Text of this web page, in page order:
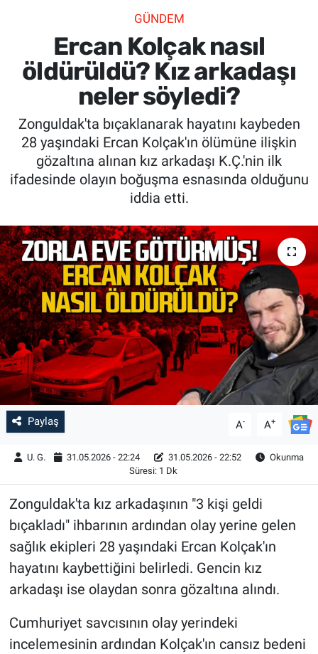
GÜNDEM
Ercan Kolçak nasıl
öldürüldü? Kız arkadaşı
neler söyledi?
Zonguldak'ta bıçaklanarak hayatını kaybeden
28 yaşındaki Ercan Kolçak'ın ölümüne ilişkin
gözaltına alınan kız arkadaşı K.Ç.'nin ilk
ifadesinde olayın boğuşma esnasında olduğunu
iddia etti.
Paylaş A- A+
U. G. 31.05.2026 - 22:24 31.05.2026 - 22:52
Okunma
Süresi: 1 Dk
Zonguldak'ta kız arkadaşının "3 kişi geldi
bıçakladı" ihbarının ardından olay yerine gelen
sağlık ekipleri 28 yaşındaki Ercan Kolçak'ın
hayatını kaybettiğini belirledi. Gencin kız
arkadaşı ise olaydan sonra gözaltına alındı.
Cumhuriyet savcısının olay yerindeki
incelemesinin ardından Kolçak'ın cansız bedeni
SPOR